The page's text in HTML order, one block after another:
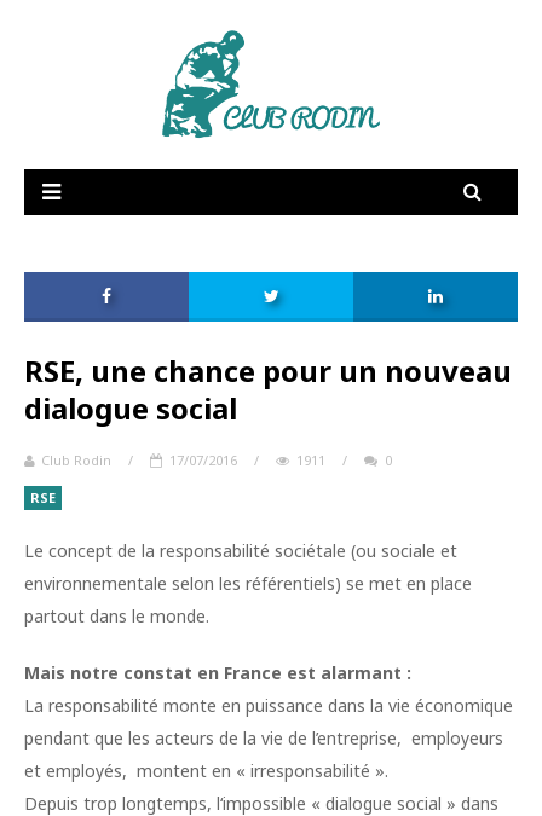
Supply Chain
Dictionnaire amoureux
Vidéos
Membres
RSE, une chance pour un nouveau
dialogue social
Club Rodin / 17/07/2016 / 1911 / 0
RSE
Le concept de la responsabilité sociétale (ou sociale et
environnementale selon les référentiels) se met en place
partout dans le monde.
Mais notre constat en France est alarmant :
La responsabilité monte en puissance dans la vie économique
pendant que les acteurs de la vie de l’entreprise, employeurs
et employés, montent en « irresponsabilité ».
Depuis trop longtemps, l‘impossible « dialogue social » dans